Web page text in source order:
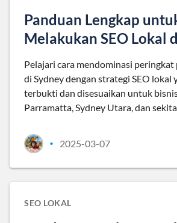
Panduan Lengkap
Melakukan SEO Lokal
Pelajari cara mendominasi peringkat
di Sydney dengan strategi SEO lokal
terbukti dan disesuaikan untuk
Parramatta, Sydney Utara, dan
• 2025-03-07
SEO LOKAL